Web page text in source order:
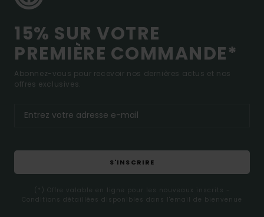
15% SUR VOTRE
PREMIÈRE COMMANDE*
Abonnez-vous pour recevoir nos dernières actus et nos
offres exclusives.
S'INSCRIRE
(*) Offre valable en ligne pour les nouveaux inscrits -
Conditions détaillées disponibles dans l'email de bienvenue